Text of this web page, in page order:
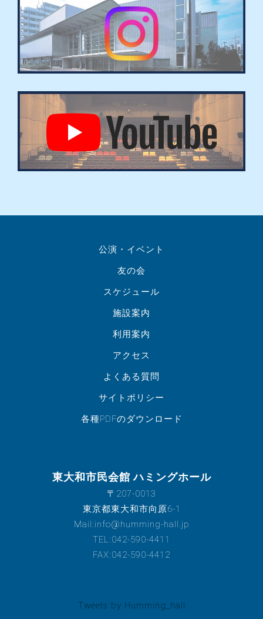
公演・イベント
友の会
スケジュール
施設案内
利用案内
アクセス
よくある質問
サイトポリシー
各種PDFのダウンロード
東大和市民会館 ハミングホール
〒207-0013
東京都東大和市向原6-1
Mail:info@humming-hall.jp
TEL:042-590-4411
FAX:042-590-4412
Tweets by Humming_hall